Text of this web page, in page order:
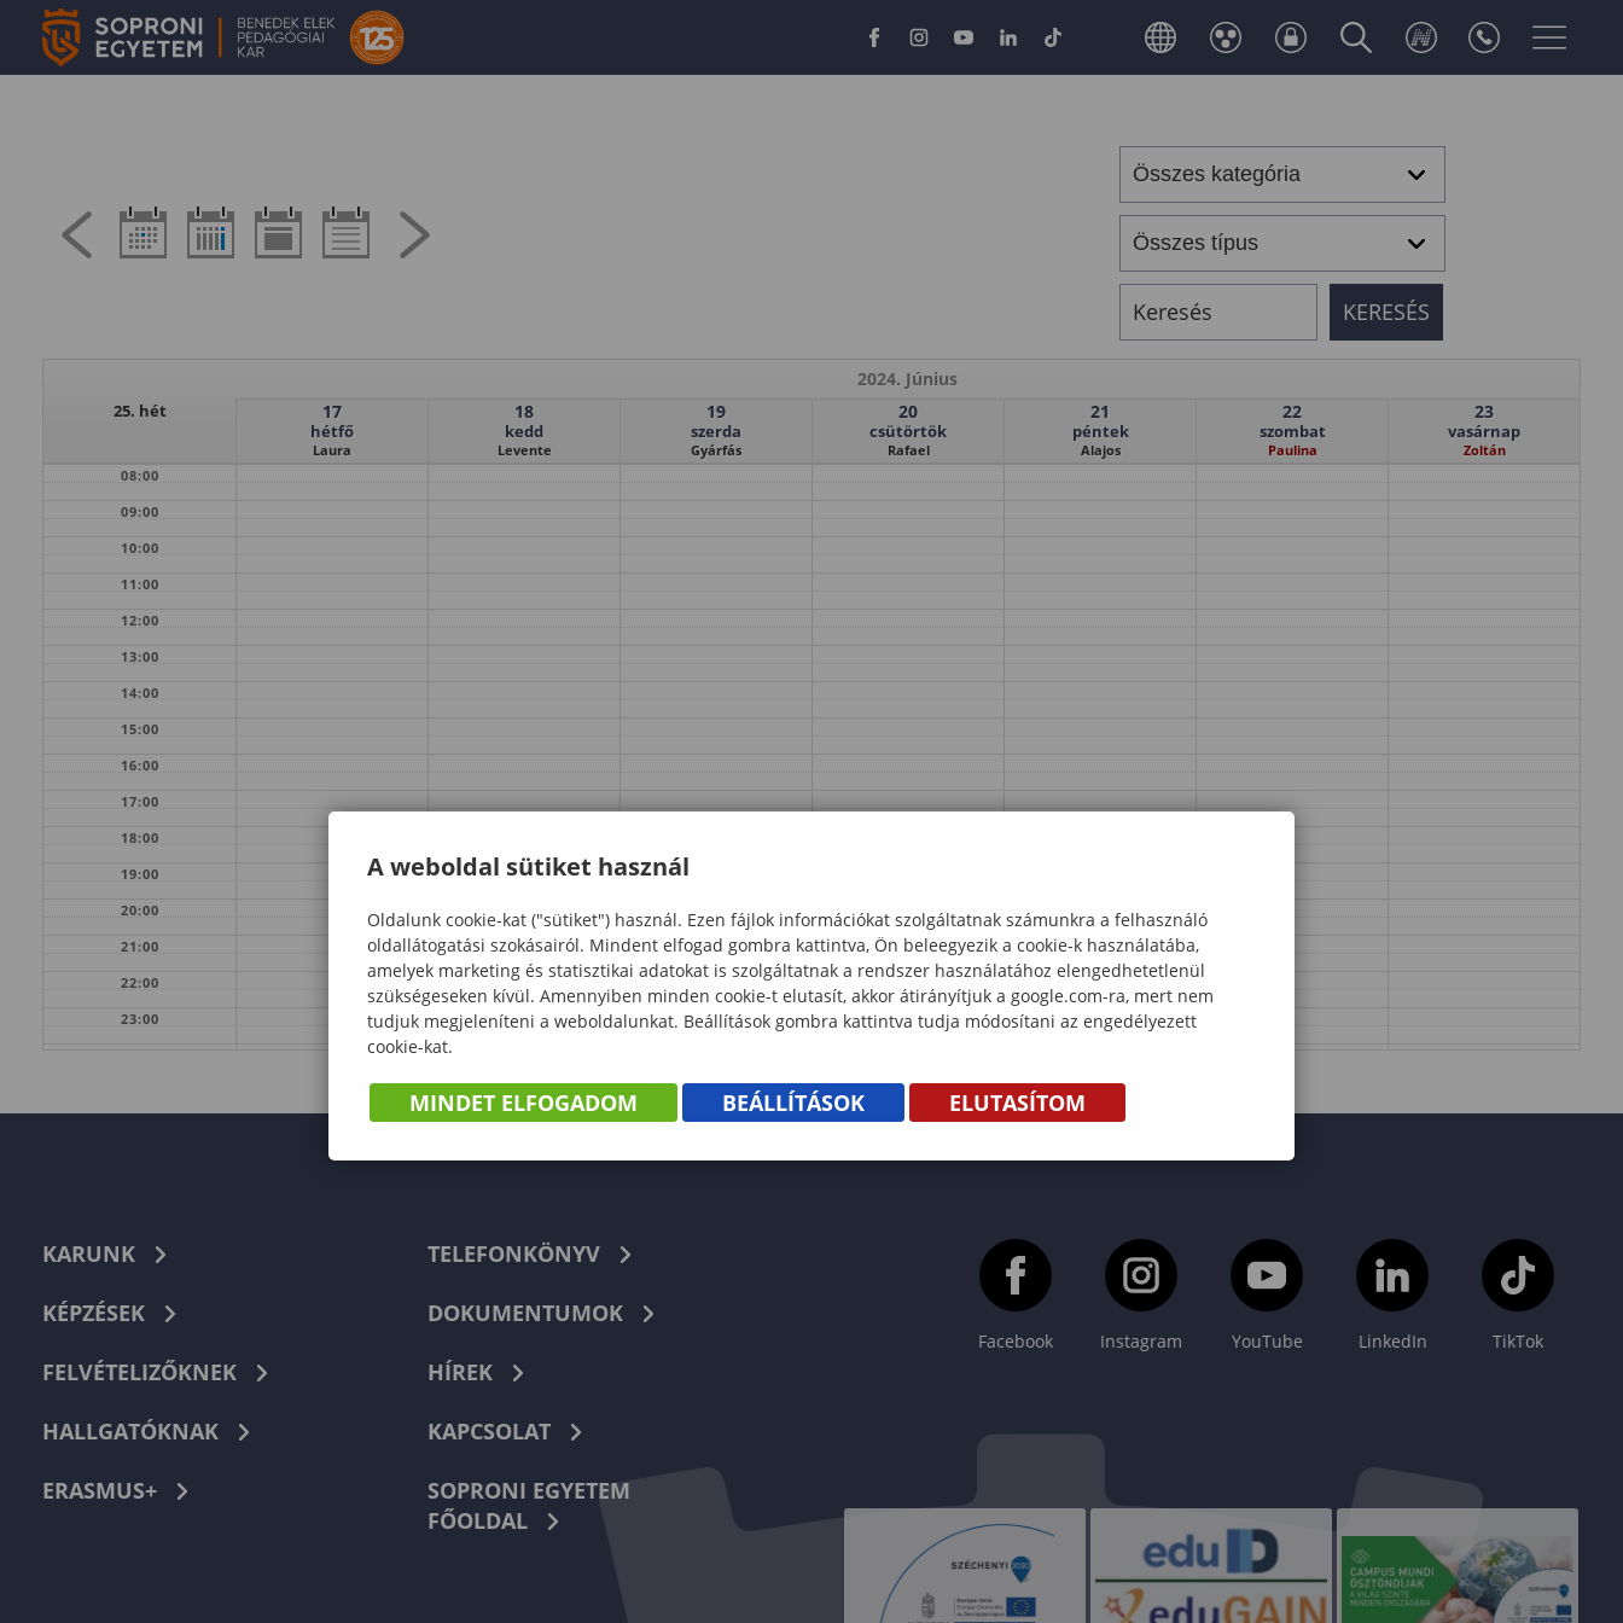
25. hét
2024. Június
17
hétfő
Laura
18
kedd
Levente
19
szerda
Gyárfás
20
csütörtök
Rafael
21
péntek
Alajos
22
szombat
Paulina
23
vasárnap
Zoltán
08:00
09:00
10:00
11:00
12:00
13:00
14:00
15:00
16:00
17:00
18:00
19:00
20:00
21:00
22:00
23:00
KARUNK
KÉPZÉSEK
FELVÉTELIZŐKNEK
HALLGATÓKNAK
ERASMUS+
TELEFONKÖNYV
DOKUMENTUMOK
HÍREK
KAPCSOLAT
SOPRONI EGYETEM
FŐOLDAL
Facebook Instagram YouTube LinkedIn TikTok
A weboldal sütiket használ
Oldalunk cookie-kat ("sütiket") használ. Ezen fájlok információkat szolgáltatnak számunkra a felhasználó
oldallátogatási szokásairól. Mindent elfogad gombra kattintva, Ön beleegyezik a cookie-k használatába,
amelyek marketing és statisztikai adatokat is szolgáltatnak a rendszer használatához elengedhetetlenül
szükségeseken kívül. Amennyiben minden cookie-t elutasít, akkor átirányítjuk a google.com-ra, mert nem
tudjuk megjeleníteni a weboldalunkat. Beállítások gombra kattintva tudja módosítani az engedélyezett
cookie-kat.
MINDET ELFOGADOM BEÁLLÍTÁSOK ELUTASÍTOM